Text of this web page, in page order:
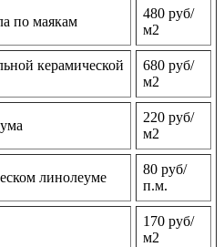
по маякам
480 руб/
м2
керамической
680 руб/
м2
220 руб/
м2
линолеуме
80 руб/
п.м.
170 руб/
м2